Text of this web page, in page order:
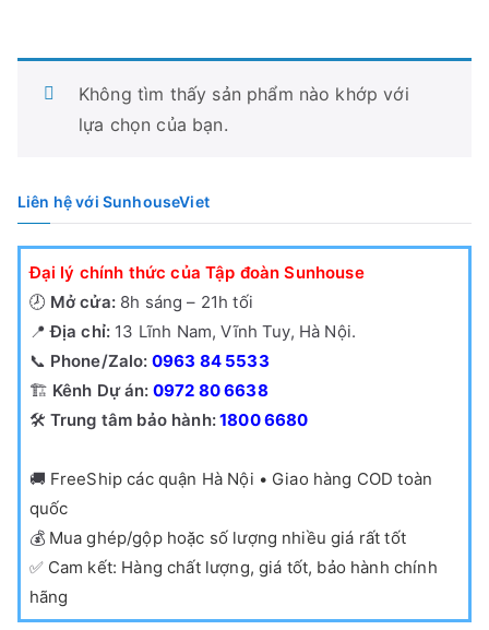
tại Hà nội
Không tìm thấy sản phẩm nào khớp với
lựa chọn của bạn.
Liên hệ với SunhouseViet
Đại lý chính thức của Tập đoàn Sunhouse
🕗 Mở cửa:8h sáng – 21h tối
📍Địa chỉ: 13 Lĩnh Nam, Vĩnh Tuy, Hà Nội.
📞 Phone/Zalo: 0963 84 5533
🏗️ Kênh Dự án: 0972 80 6638
🛠️ Trung tâm bảo hành:1800 6680
🚚 FreeShip các quận Hà Nội • Giao hàng COD toàn
quốc
💰 Mua ghép/gộp hoặc số lượng nhiều giá rất tốt
✅ Cam kết: Hàng chất lượng, giá tốt, bảo hành chính
hãng